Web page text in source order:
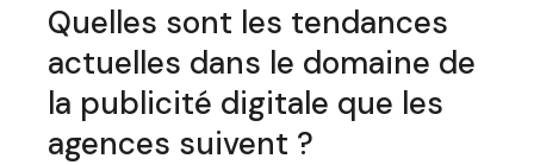
Quelles sont les tendances
actuelles dans le domaine de
la publicité digitale que les
agences suivent ?